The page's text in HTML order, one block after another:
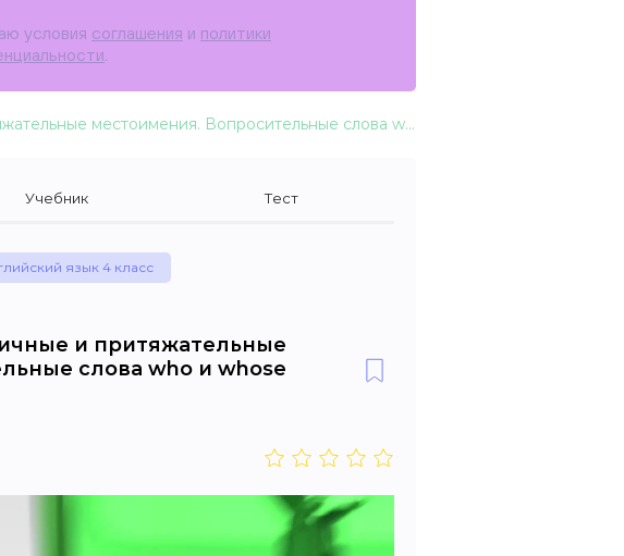
условия соглашения и политики
Моя семья. Личные и притяжательные местоимения. Вопросительные слова who и whose
Учебник Тест
язык 4 класс
и притяжательные
слова who и whose